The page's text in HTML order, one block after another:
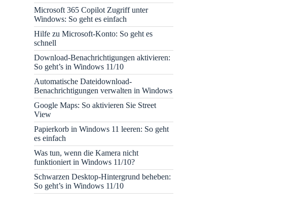
Microsoft 365 Copilot Zugriff unter
Windows: So geht es einfach
Hilfe zu Microsoft-Konto: So geht es
schnell
Download-Benachrichtigungen aktivieren:
So geht’s in Windows 11/10
Automatische Dateidownload-
Benachrichtigungen verwalten in Windows
Google Maps: So aktivieren Sie Street
View
Papierkorb in Windows 11 leeren: So geht
es einfach
Was tun, wenn die Kamera nicht
funktioniert in Windows 11/10?
Schwarzen Desktop-Hintergrund beheben:
So geht’s in Windows 11/10